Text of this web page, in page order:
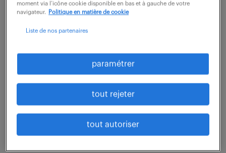
responsable maintenance et
travaux neufs (f/h)
6 août 2026
CDI
60 000 - 68 000 € / an
moment via l’icône cookie disponible en bas et à gauche de votre
navigateur.
Politique en matière de cookie
Liste de nos partenaires
paramétrer
tout rejeter
tout autoriser